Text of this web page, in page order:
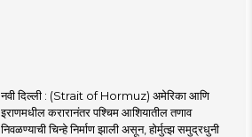
नवी दिल्ली : (Strait of Hormuz) अमेरिका आणि
इराणमधील करारानंतर पश्चिम आशियातील तणाव
निवळण्याची चिन्हे निर्माण झाली असून, होर्मुत्झ समुद्रधुनी